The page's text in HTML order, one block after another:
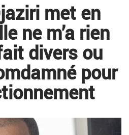
met en
ne m’a rien
divers ou
pour